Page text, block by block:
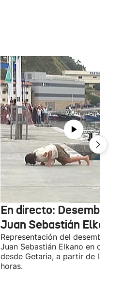
En directo: Desembarco de
Juan Sebastián Elkano
Representación del desembarco de
Juan Sebastián Elkano en directo
desde Getaria, a partir de las 16:45
horas.